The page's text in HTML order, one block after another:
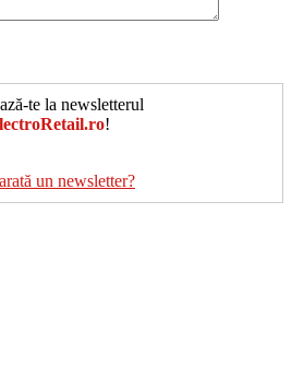
te la newsletterul
!
un newsletter?